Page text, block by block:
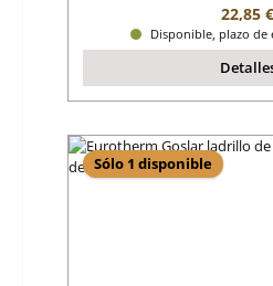
Precio
22,85 €
Disponible, plazo de
Sólo 1 disponible